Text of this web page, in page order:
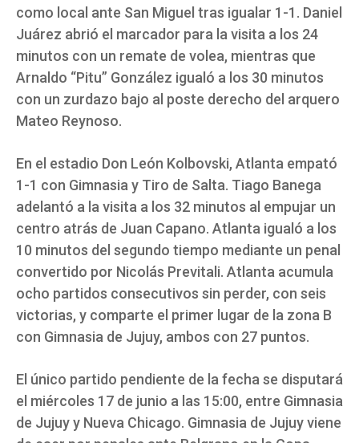
como local ante San Miguel tras igualar 1-1. Daniel
Juárez abrió el marcador para la visita a los 24
minutos con un remate de volea, mientras que
Arnaldo “Pitu” González igualó a los 30 minutos
con un zurdazo bajo al poste derecho del arquero
Mateo Reynoso.
En el estadio Don León Kolbovski, Atlanta empató
1-1 con Gimnasia y Tiro de Salta. Tiago Banega
adelantó a la visita a los 32 minutos al empujar un
centro atrás de Juan Capano. Atlanta igualó a los
10 minutos del segundo tiempo mediante un penal
convertido por Nicolás Previtali. Atlanta acumula
ocho partidos consecutivos sin perder, con seis
victorias, y comparte el primer lugar de la zona B
con Gimnasia de Jujuy, ambos con 27 puntos.
El único partido pendiente de la fecha se disputará
el miércoles 17 de junio a las 15:00, entre Gimnasia
de Jujuy y Nueva Chicago. Gimnasia de Jujuy viene